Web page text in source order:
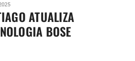
ATUALIZA
BOSE